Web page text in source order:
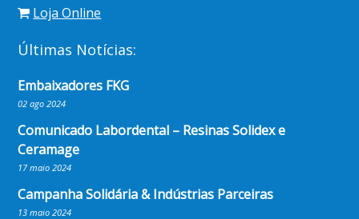
Loja Online
Últimas Notícias:
Embaixadores FKG
02 ago 2024
Comunicado Labordental – Resinas Solidex e
Ceramage
17 maio 2024
Campanha Solidária & Indústrias Parceiras
13 maio 2024